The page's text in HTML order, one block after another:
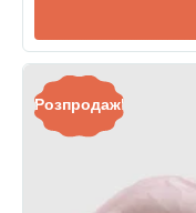
Розпродаж!